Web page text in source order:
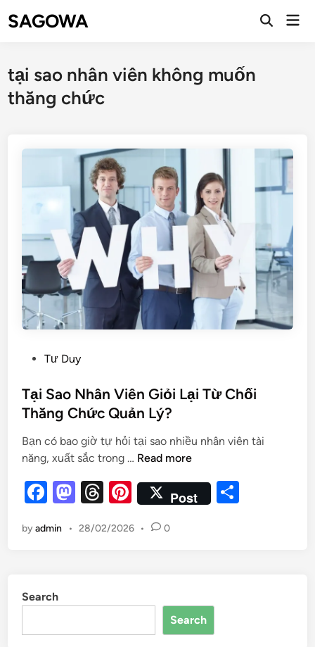
SAGOWA
tại sao nhân viên không muốn
thăng chức
Tư Duy
Tại Sao Nhân Viên Giỏi Lại Từ Chối
Thăng Chức Quản Lý?
Bạn có bao giờ tự hỏi tại sao nhiều nhân viên tài
năng, xuất sắc trong … Read more
F
c
o
o
M
to
n
T
e
s
Pi
er
Post
byadmin • 28/02/2026 • 0
Search
Search